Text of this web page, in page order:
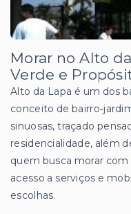
Morar no Alto
Verde e
Alto da Lapa é um dos
conceito de
sinuosas, traçado
residencialidade, além
quem busca morar
acesso a serviços e
escolhas.